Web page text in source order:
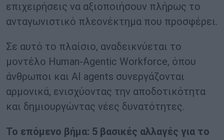
επιχειρήσεις να αξιοποιήσουν πλήρως το
ανταγωνιστικό πλεονέκτημα που προσφέρει.
Σε αυτό το πλαίσιο, αναδεικνύεται το
μοντέλο Human-Agentic Workforce, όπου
άνθρωποι και AI agents συνεργάζονται
αρμονικά, ενισχύοντας την αποδοτικότητα
και δημιουργώντας νέες δυνατότητες.
Το επόμενο βήμα: 5 βασικές αλλαγές για το